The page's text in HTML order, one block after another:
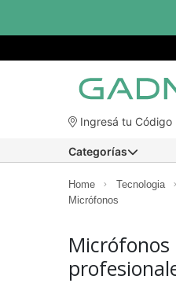
Ingresá tu Código
Categorías
Home Tecnologia
Micrófonos
Micrófonos